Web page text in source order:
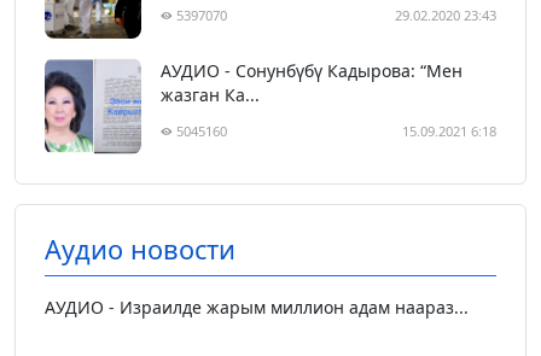
5397070 29.02.2020 23:43
АУДИО - Сонунбүбү Кадырова: “Мен
жазган Ка...
5045160 15.09.2021 6:18
Аудио новости
АУДИО - Израилде жарым миллион адам наараз...